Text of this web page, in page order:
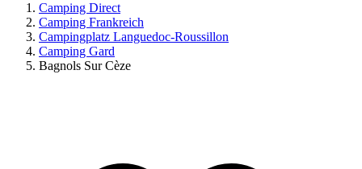
Camping Direct
Camping Frankreich
Campingplatz Languedoc-Roussillon
Camping Gard
Bagnols Sur Cèze